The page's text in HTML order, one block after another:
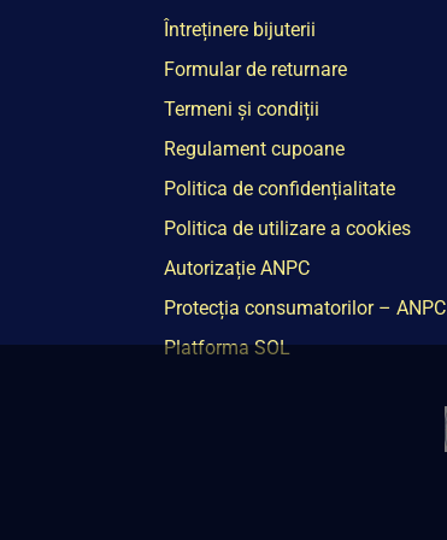
Întreținere bijuterii
Formular de returnare
Termeni și condiții
Regulament cupoane
Politica de confidențialitate
Politica de utilizare a cookies
Autorizație ANPC
Protecția consumatorilor – ANPC
Platforma SOL